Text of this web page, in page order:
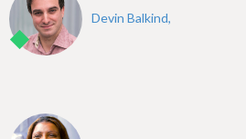
Devin Balkind,